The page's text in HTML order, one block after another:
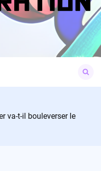
for:
va-t-il bouleverser le